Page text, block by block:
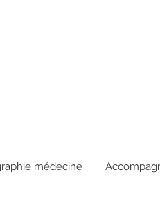
médecine